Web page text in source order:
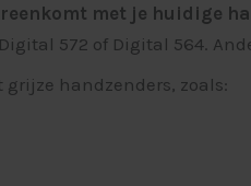
met je huidige
572 of Digital 564.
handzenders, zoals: